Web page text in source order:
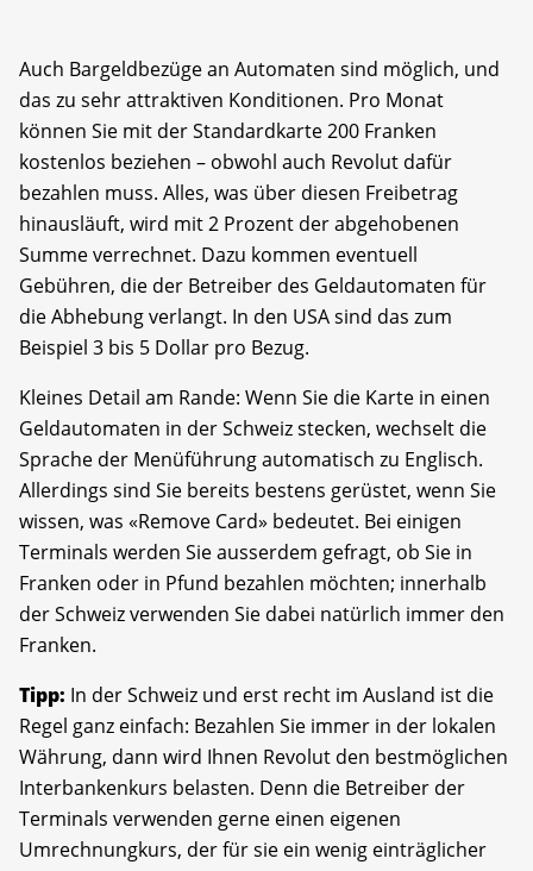
Auch Bargeldbezüge an Automaten sind möglich, und
das zu sehr attraktiven Konditionen. Pro Monat
können Sie mit der Standardkarte 200 Franken
kostenlos beziehen – obwohl auch Revolut dafür
bezahlen muss. Alles, was über diesen Freibetrag
hinausläuft, wird mit 2 Prozent der abgehobenen
Summe verrechnet. Dazu kommen eventuell
Gebühren, die der Betreiber des Geldautomaten für
die Abhebung verlangt. In den USA sind das zum
Beispiel 3 bis 5 Dollar pro Bezug.
Kleines Detail am Rande: Wenn Sie die Karte in einen
Geldautomaten in der Schweiz stecken, wechselt die
Sprache der Menüführung automatisch zu Englisch.
Allerdings sind Sie bereits bestens gerüstet, wenn Sie
wissen, was «Remove Card» bedeutet. Bei einigen
Terminals werden Sie ausserdem gefragt, ob Sie in
Franken oder in Pfund bezahlen möchten; innerhalb
der Schweiz verwenden Sie dabei natürlich immer den
Franken.
Tipp: In der Schweiz und erst recht im Ausland ist die
Regel ganz einfach: Bezahlen Sie immer in der lokalen
Währung, dann wird Ihnen Revolut den bestmöglichen
Interbankenkurs belasten. Denn die Betreiber der
Terminals verwenden gerne einen eigenen
Umrechnungkurs, der für sie ein wenig einträglicher